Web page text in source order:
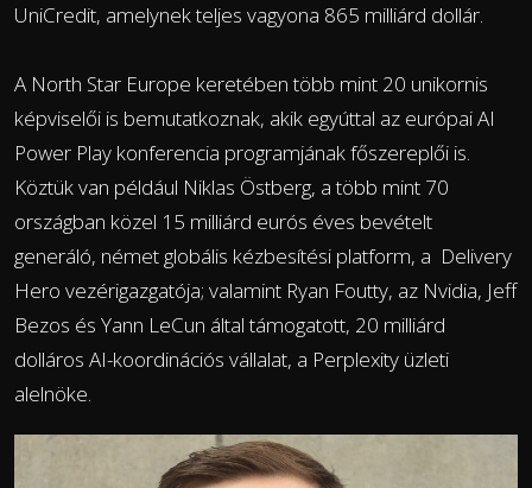
UniCredit, amelynek teljes vagyona 865 milliárd dollár.
A North Star Europe keretében több mint 20 unikornis
képviselői is bemutatkoznak, akik egyúttal az európai AI
Power Play konferencia programjának főszereplői is.
Köztük van például Niklas Östberg, a több mint 70
országban közel 15 milliárd eurós éves bevételt
generáló, német globális kézbesítési platform, a Delivery
Hero vezérigazgatója; valamint Ryan Foutty, az Nvidia, Jeff
Bezos és Yann LeCun által támogatott, 20 milliárd
dolláros AI-koordinációs vállalat, a Perplexity üzleti
alelnöke.